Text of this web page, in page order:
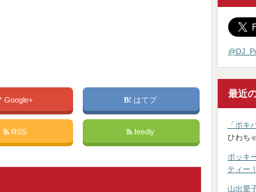
Google+ はてブ
RSS feedly
最近
「ポキ
ひわち
ポッキ
ティー！
山出愛